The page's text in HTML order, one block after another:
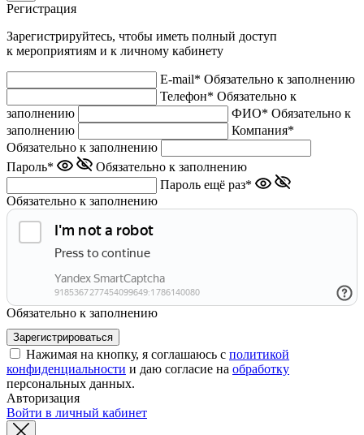
Регистрация
Зарегистрируйтесь, чтобы иметь полный доступ
к мероприятиям и к личному кабинету
E-mail* Обязательно к заполнению
Телефон* Обязательно к
заполнению
ФИО* Обязательно к
заполнению
Компания*
Обязательно к заполнению
Пароль*
Обязательно к заполнению
Пароль ещё раз*
Обязательно к заполнению
Обязательно к заполнению
Нажимая на кнопку, я соглашаюсь с политикой
конфиденциальности и даю согласие на обработку
персональных данных.
Авторизация
Войти в личный кабинет